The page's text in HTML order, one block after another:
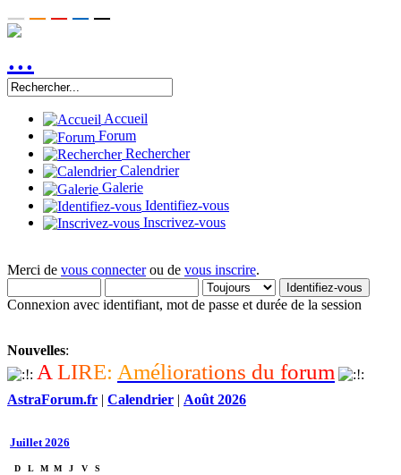
Accueil
Forum
Rechercher
Calendrier
Galerie
Identifiez-vous
Inscrivez-vous
Merci de vous connecterou de vous inscrire.
Connexion avec identifiant, mot de passe et durée de la session
Nouvelles:
A LIRE: Améliorations du forum
AstraForum.fr | Calendrier | Août 2026
Juillet 2026
D L M M J V
S